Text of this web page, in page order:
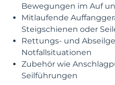
Bewegungen im Auf
Mitlaufende
Steigschienen oder
Rettungs- und
Notfallsituationen
Zubehör wie
Seilführungen